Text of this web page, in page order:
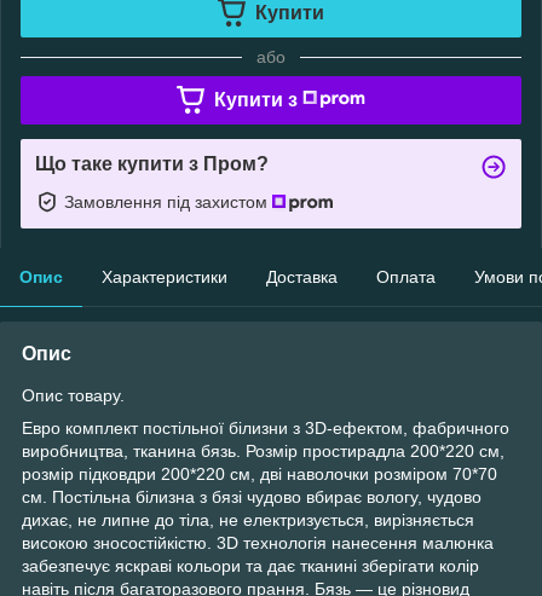
Купити
або
Купити з
Що таке купити з Пром?
Замовлення під захистом
Опис Характеристики Доставка Оплата Умови
Опис
Опис товару.
Евро комплект постільної білизни з 3D-ефектом, фабричного
виробництва, тканина бязь. Розмір простирадла 200*220 см,
розмір підковдри 200*220 см, дві наволочки розміром 70*70
см. Постільна білизна з бязі чудово вбирає вологу, чудово
дихає, не липне до тіла, не електризується, вирізняється
високою зносостійкістю. 3D технологія нанесення малюнка
забезпечує яскраві кольори та дає тканині зберігати колір
навіть після багаторазового прання. Бязь — це різновид